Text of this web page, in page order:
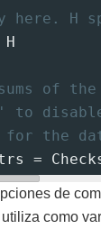
H
H
of
to
for the
=
de
como